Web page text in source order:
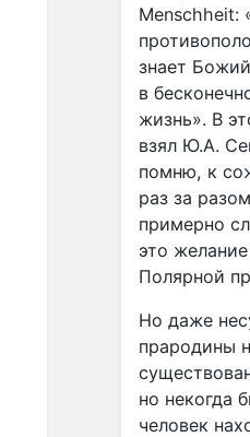
Menschheit:
знает
в
жизнь». В
взял Ю.А.
помню, к
раз за
примерно
это
Полярной
Но даже
прародины
но некогда
человек